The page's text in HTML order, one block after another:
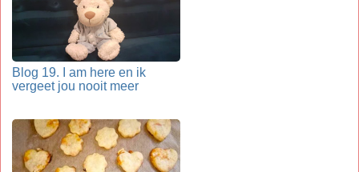
Blog 19. I am here en ik
vergeet jou nooit meer